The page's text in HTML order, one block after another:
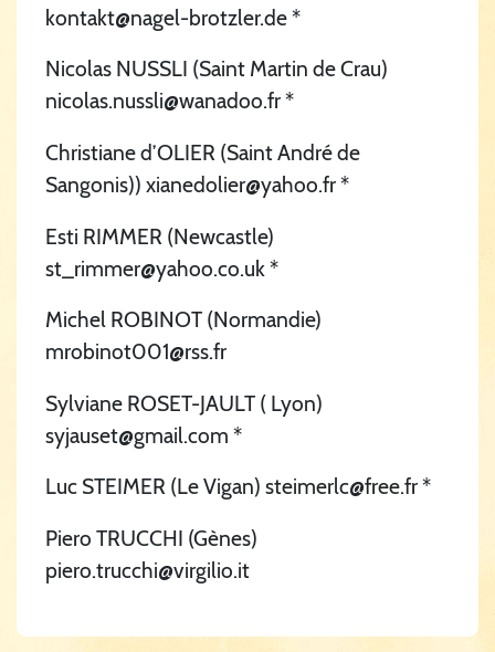
kontakt@nagel-brotzler.de *
Nicolas NUSSLI (Saint Martin de Crau)
nicolas.nussli@wanadoo.fr *
Christiane d’OLIER (Saint André de
Sangonis)) xianedolier@yahoo.fr *
Esti RIMMER (Newcastle)
st_rimmer@yahoo.co.uk *
Michel ROBINOT (Normandie)
mrobinot001@rss.fr
Sylviane ROSET-JAULT ( Lyon)
syjauset@gmail.com *
Luc STEIMER (Le Vigan) steimerlc@free.fr *
Piero TRUCCHI (Gènes)
piero.trucchi@virgilio.it